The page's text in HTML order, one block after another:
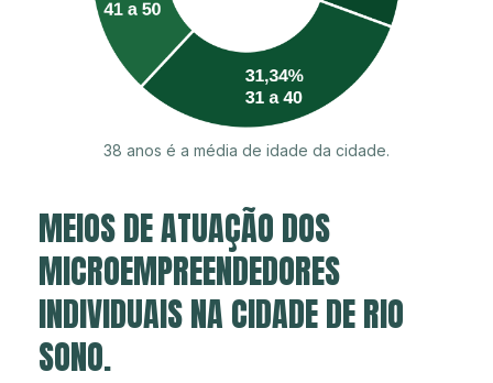
38 anos é a média de idade da cidade.
MEIOS DE ATUAÇÃO DOS
MICROEMPREENDEDORES
INDIVIDUAIS NA CIDADE DE RIO
SONO.